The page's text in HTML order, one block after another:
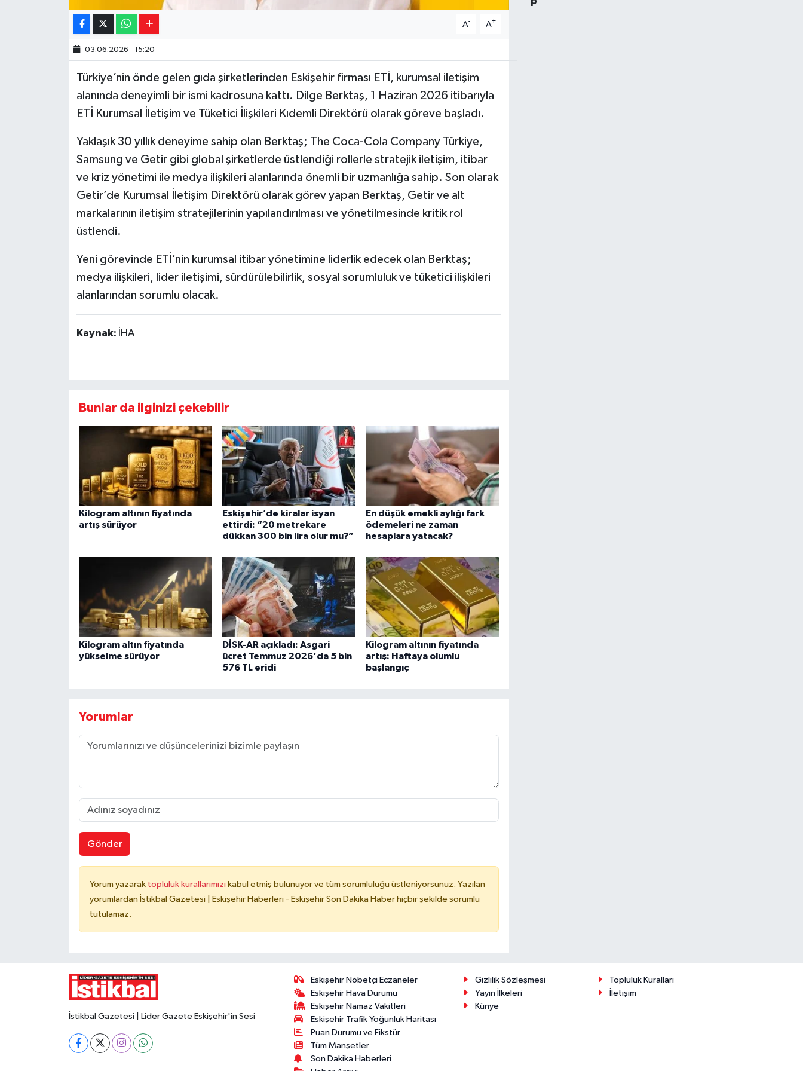
A- A+
03.06.2026 - 15:20
Türkiye’nin önde gelen gıda şirketlerinden Eskişehir firması ETİ, kurumsal iletişim
alanında deneyimli bir ismi kadrosuna kattı. Dilge Berktaş, 1 Haziran 2026 itibarıyla
ETİ Kurumsal İletişim ve Tüketici İlişkileri Kıdemli Direktörü olarak göreve başladı.
Yaklaşık 30 yıllık deneyime sahip olan Berktaş; The Coca-Cola Company Türkiye,
Samsung ve Getir gibi global şirketlerde üstlendiği rollerle stratejik iletişim, itibar
ve kriz yönetimi ile medya ilişkileri alanlarında önemli bir uzmanlığa sahip. Son olarak
Getir’de Kurumsal İletişim Direktörü olarak görev yapan Berktaş, Getir ve alt
markalarının iletişim stratejilerinin yapılandırılması ve yönetilmesinde kritik rol
üstlendi.
Yeni görevinde ETİ’nin kurumsal itibar yönetimine liderlik edecek olan Berktaş;
medya ilişkileri, lider iletişimi, sürdürülebilirlik, sosyal sorumluluk ve tüketici ilişkileri
alanlarından sorumlu olacak.
Kaynak: İHA
Bunlar da ilginizi çekebilir
Kilogram altının fiyatında
artış sürüyor
Eskişehir’de kiralar isyan
ettirdi: “20 metrekare
dükkan 300 bin lira olur mu?”
En düşük emekli aylığı fark
ödemeleri ne zaman
hesaplara yatacak?
Kilogram altın fiyatında
yükselme sürüyor
DİSK-AR açıkladı: Asgari
ücret Temmuz 2026'da 5 bin
576 TL eridi
Kilogram altının fiyatında
artış: Haftaya olumlu
başlangıç
Yorumlar
Gönder
Yorum yazarak topluluk kurallarımızı kabul etmiş bulunuyor ve tüm sorumluluğu üstleniyorsunuz. Yazılan
yorumlardan İstikbal Gazetesi | Eskişehir Haberleri - Eskişehir Son Dakika Haber hiçbir şekilde sorumlu
tutulamaz.
İstikbal Gazetesi | Lider Gazete Eskişehir'in Sesi
Eskişehir Nöbetçi Eczaneler
Eskişehir Hava Durumu
Eskişehir Namaz Vakitleri
Eskişehir Trafik Yoğunluk Haritası
Puan Durumu ve Fikstür
Tüm Manşetler
Son Dakika Haberleri
Gizlilik Sözleşmesi
Topluluk Kuralları
Yayın İlkeleri
İletişim
Künye